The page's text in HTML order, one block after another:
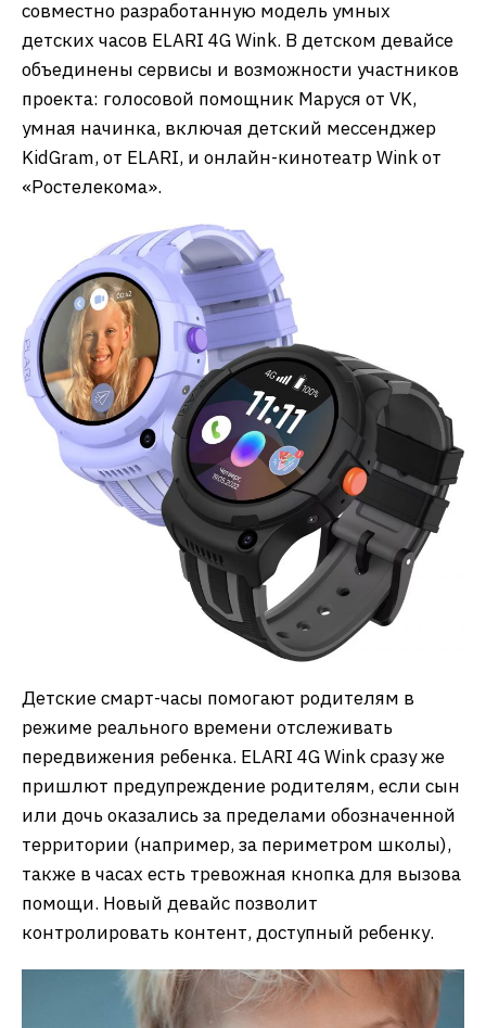
совместно разработанную модель умных
детских часов ELARI 4G Wink. В детском девайсе
объединены сервисы и возможности участников
проекта: голосовой помощник Маруся от VK,
умная начинка, включая детский мессенджер
KidGram, от ELARI, и онлайн-кинотеатр Wink от
«Ростелекома».
Детские смарт-часы помогают родителям в
режиме реального времени отслеживать
передвижения ребенка. ELARI 4G Wink сразу же
пришлют предупреждение родителям, если сын
или дочь оказались за пределами обозначенной
территории (например, за периметром школы),
также в часах есть тревожная кнопка для вызова
помощи. Новый девайс позволит
контролировать контент, доступный ребенку.